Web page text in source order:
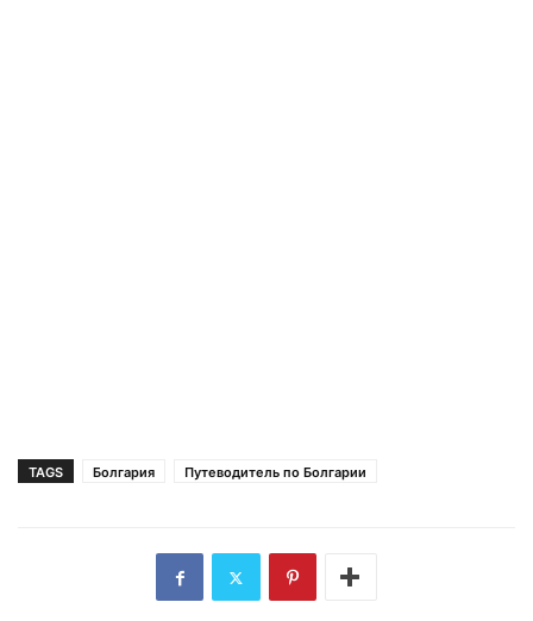
TAGS Болгария Путеводитель по Болгарии